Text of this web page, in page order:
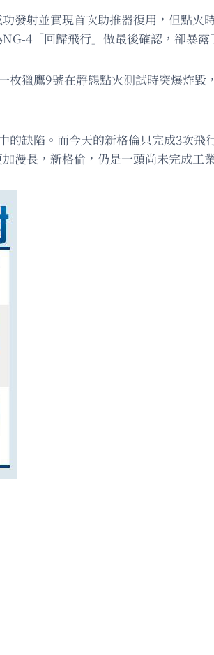
發射並實現首次助推器復用，但點
4「回歸飛行」做最後確認，卻暴露
獵鷹9號在靜態點火測試時突爆炸
缺陷。而今天的新格倫只完成3次飛
漫長，新格倫，仍是一頭尚未完成工